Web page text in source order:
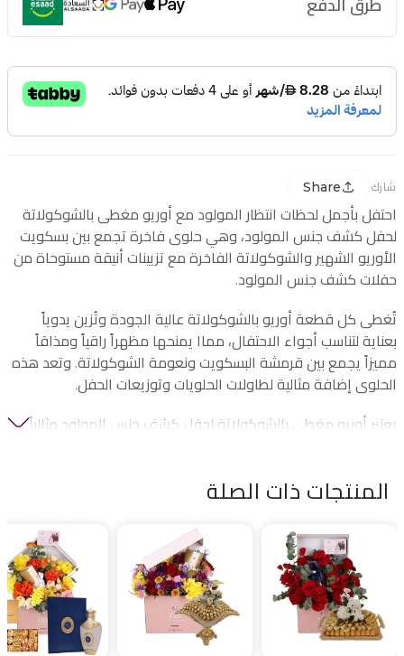
طرق الدفع
شارك Share
احتفل بأجمل لحظات انتظار المولود مع أوريو مغطى بالشوكولاتة
لحفل كشف جنس المولود، وهي حلوى فاخرة تجمع بين بسكويت
الأوريو الشهير والشوكولاتة الفاخرة مع تزيينات أنيقة مستوحاة من
حفلات كشف جنس المولود.
تُغطى كل قطعة أوريو بالشوكولاتة عالية الجودة وتُزين يدوياً
بعناية لتناسب أجواء الاحتفال، مماا يمنحها مظهراً راقياً ومذاقاً
مميزاً يجمع بين قرمشة البسكويت ونعومة الشوكولاتة. وتعد هذه
الحلوى إضافة مثالية لطاولات الحلويات وتوزيعات الحفل.
يعتبر أوريو مغطى بالشوكولاتة لحفل كشف جنس المولود مثالياً
يمكن تقديمه كهدايا صغيرة للضيوف لإضفاء لمسة مميزة على
تفاصيل المنتج
• نوع المنتج: بسكويت أوريو مغطى بالشوكولاتة
• القاعدة: بسكويت أوريو
المنتجات ذات الصلة